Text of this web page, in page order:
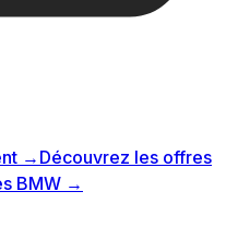
→ Découvrez les offres
BMW →